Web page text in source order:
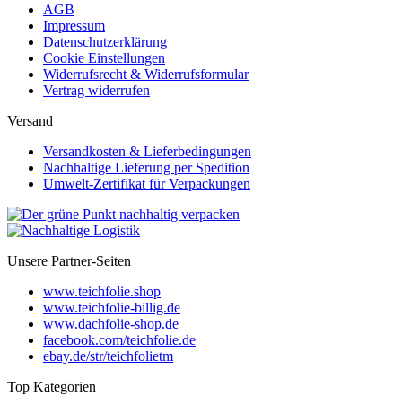
AGB
Impressum
Datenschutzerklärung
Cookie Einstellungen
Widerrufsrecht & Widerrufsformular
Vertrag widerrufen
Versand
Versandkosten & Lieferbedingungen
Nachhaltige Lieferung per Spedition
Umwelt-Zertifikat für Verpackungen
Unsere Partner-Seiten
www.teichfolie.shop
www.teichfolie-billig.de
www.dachfolie-shop.de
facebook.com/teichfolie.de
ebay.de/str/teichfolietm
Top Kategorien